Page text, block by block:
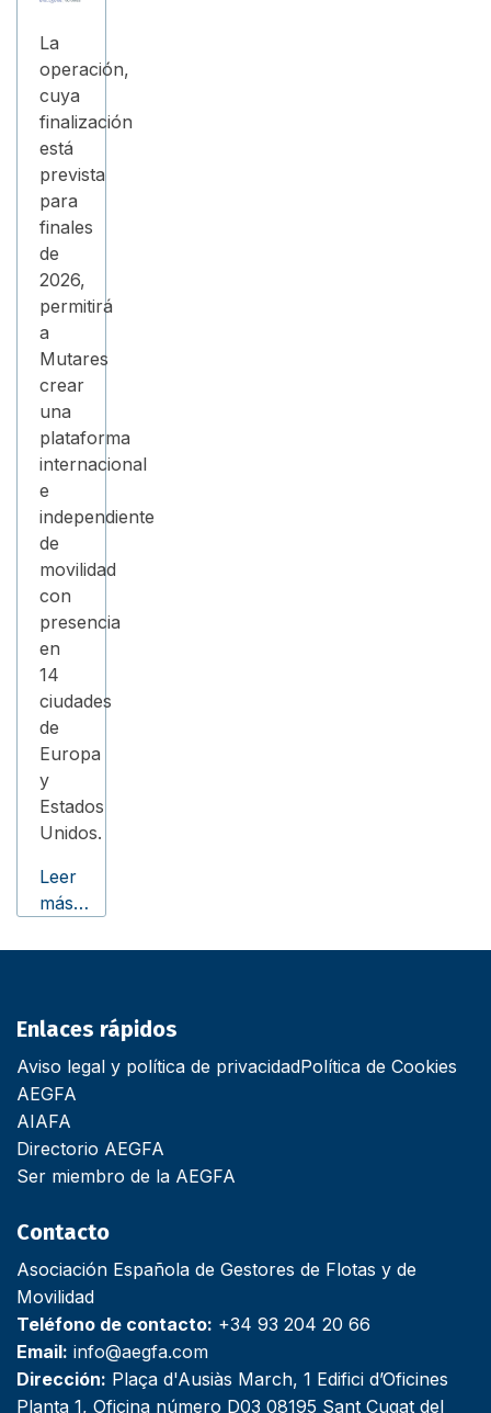
La
operación,
cuya
finalización
está
prevista
para
finales
de
2026,
permitirá
a
Mutares
crear
una
plataforma
internacional
e
independiente
de
movilidad
con
presencia
en
14
ciudades
de
Europa
y
Estados
Unidos.
Leer
más…
Enlaces rápidos
Aviso legal y política de privacidadPolítica de Cookies
AEGFA
AIAFA
Directorio AEGFA
Ser miembro de la AEGFA
Contacto
Asociación Española de Gestores de Flotas y de
Movilidad
Teléfono de contacto: +34 93 204 20 66
Email: info@aegfa.com
Dirección: Plaça d'Ausiàs March, 1 Edifici d’Oficines
Planta 1, Oficina número D03 08195 Sant Cugat del